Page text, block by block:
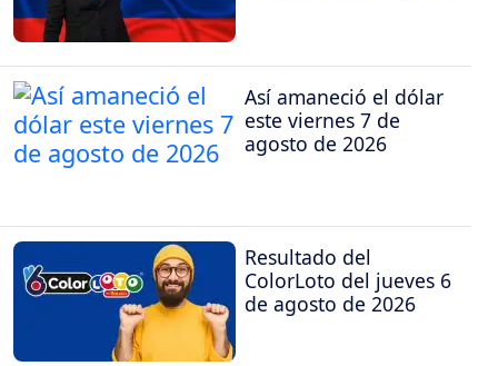
Así amaneció el dólar
este viernes 7 de
agosto de 2026
Resultado del
ColorLoto del jueves 6
de agosto de 2026